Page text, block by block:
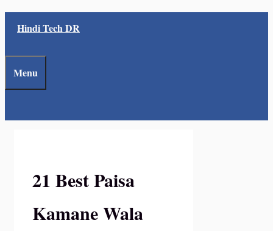
content
Hindi Tech DR
Menu
21 Best Paisa
Kamane Wala